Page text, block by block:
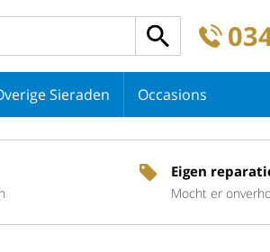
Sieraden Occasions
Eigen
Mocht er